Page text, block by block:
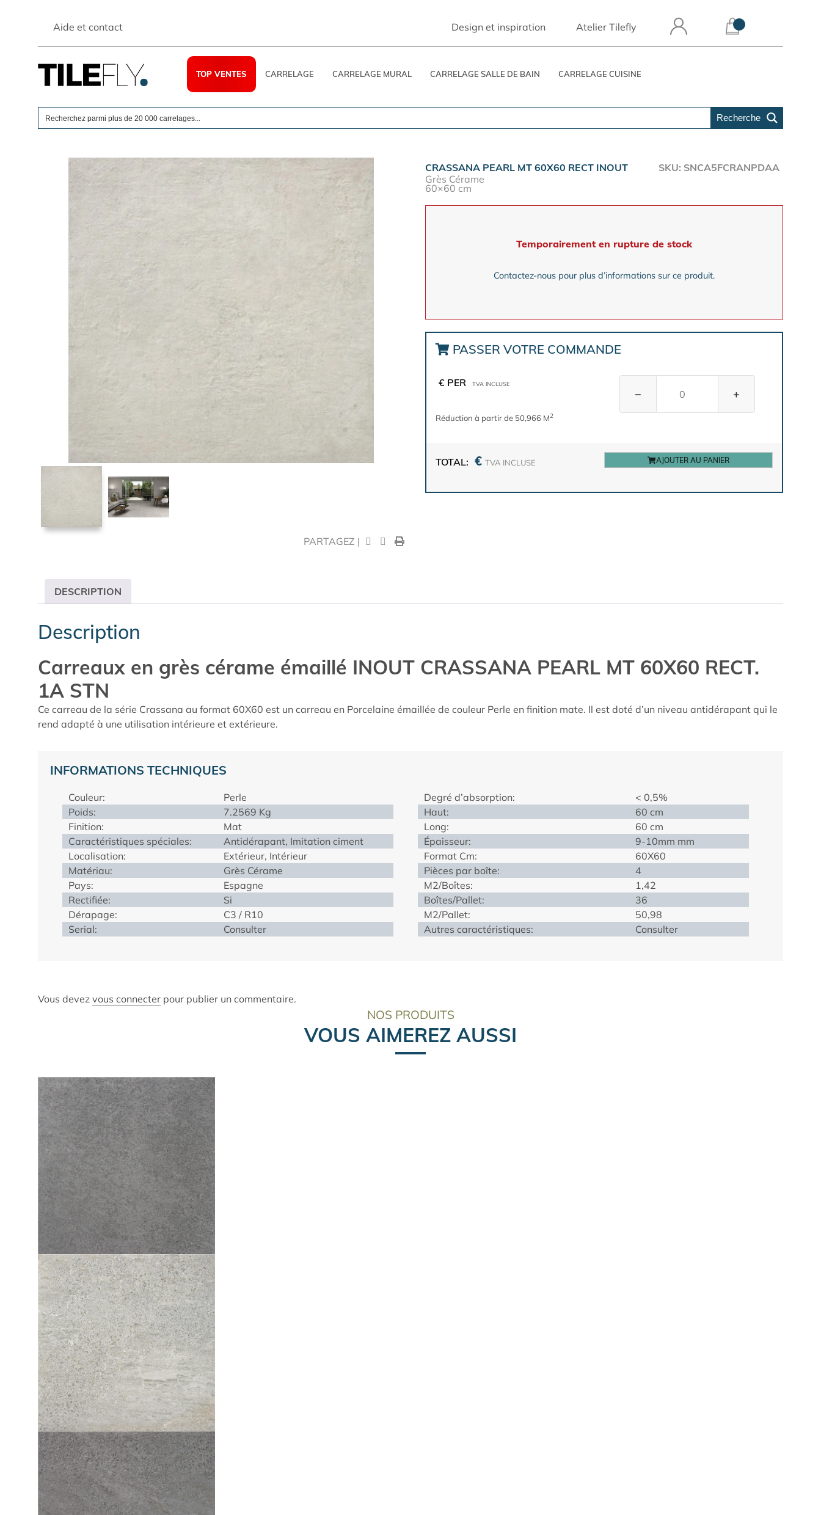
Aide et contact Design et inspiration Atelier Tilefly
TOP VENTES CARRELAGE CARRELAGE MURAL CARRELAGE SALLE DE BAIN CARRELAGE CUISINE
Recherche
PARTAGEZ |
CRASSANA PEARL MT 60X60 RECT INOUT
SKU: SNCA5FCRANPDAA
Grès Cérame
60×60 cm
Temporairement en rupture de stock
Contactez-nous pour plus d’informations sur ce produit.
PASSER VOTRE COMMANDE
€ PER TVA INCLUSE
Réduction à partir de 50,966 M2
− +
TOTAL: € TVA INCLUSE AJOUTER AU PANIER
DESCRIPTION
Description
Carreaux en grès cérame émaillé INOUT CRASSANA PEARL MT 60X60 RECT.
1A STN
Ce carreau de la série Crassana au format 60X60 est un carreau en Porcelaine émaillée de couleur Perle en finition mate. Il est doté d’un niveau antidérapant qui le
rend adapté à une utilisation intérieure et extérieure.
INFORMATIONS TECHNIQUES
Couleur:
Perle
Poids:
7.2569 Kg
Finition:
Mat
Caractéristiques spéciales:
Antidérapant, Imitation ciment
Localisation:
Extérieur, Intérieur
Matériau:
Grès Cérame
Pays:
Espagne
Rectifiée:
Si
Dérapage:
C3 / R10
Serial:
Consulter
Degré d’absorption:
< 0,5%
Haut:
60 cm
Long:
60 cm
Épaisseur:
9-10mm mm
Format Cm:
60X60
Pièces par boîte:
4
M2/Boîtes:
1,42
Boîtes/Pallet:
36
M2/Pallet:
50,98
Autres caractéristiques:
Consulter
Vous devez vous connecter pour publier un commentaire.
NOS PRODUITS
VOUS AIMEREZ AUSSI